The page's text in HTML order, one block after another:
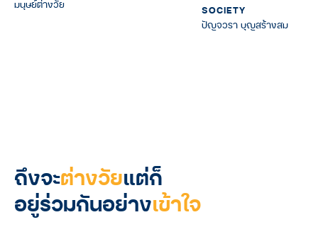
มนุษย์ต่างวัย
SOCIETY
ปัญจวรา บุญสร้างสม
ถึงจะต่างวัยแต่ก็
อยู่ร่วมกันอย่างเข้าใจ
MANOOTTANGWAI